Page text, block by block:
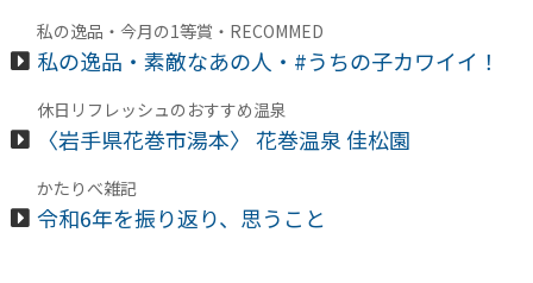
私の逸品・今月の1等賞・RECOMMED
私の逸品・素敵なあの人・#うちの子カワイイ！
休日リフレッシュのおすすめ温泉
〈岩手県花巻市湯本〉 花巻温泉 佳松園
かたりべ雑記
令和6年を振り返り、思うこと